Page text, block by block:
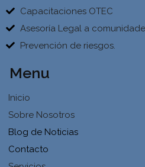
Capacitaciones OTEC
Asesoría Legal a
Prevención de riesgos.
Menu
Inicio
Sobre Nosotros
Blog de Noticias
Contacto